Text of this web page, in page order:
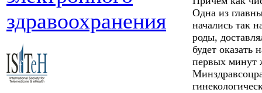
здравоохранения
Одна из
начались так
роды,
будет
первых минут